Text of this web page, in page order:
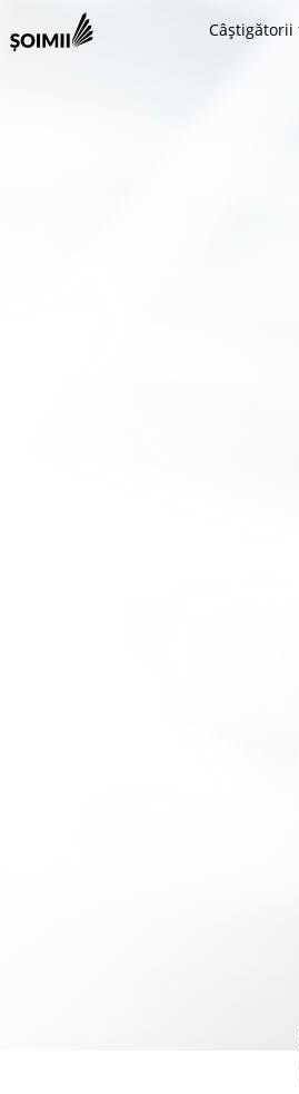
Câștigătorii